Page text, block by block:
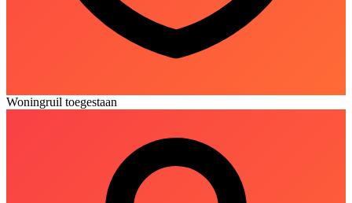
Woningruil toegestaan